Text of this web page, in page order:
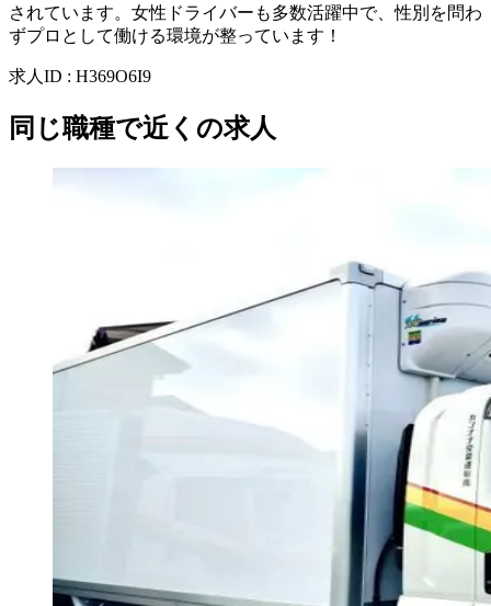
されています。女性ドライバーも多数活躍中で、性別を問わ
ずプロとして働ける環境が整っています！
求人ID : H369O6I9
同じ職種で近くの求人